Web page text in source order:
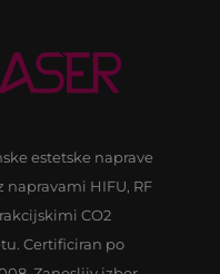
estetske naprave
napravami HIFU, RF
CO2
Certificiran po